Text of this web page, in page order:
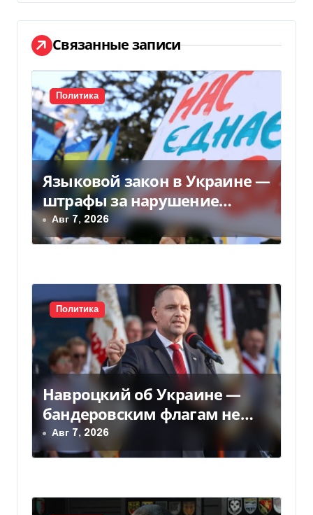
г
а
ц
и
я
п
о
з
а
и
я
м
Связанные записи
Политика
Языковой закон в Украине —
штрафы за нарушение
вырастут до 170 тысяч
Авг 7, 2026
Политика
Навроцкий об Украине —
бандеровским флагам не
место в Польше
Авг 7, 2026